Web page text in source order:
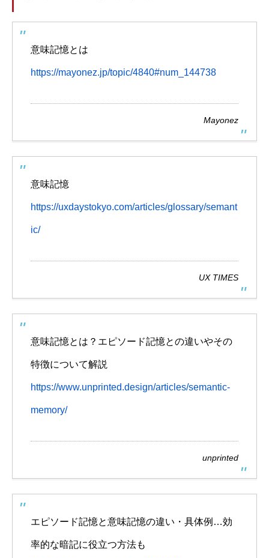
意味記憶とは
https://mayonez.jp/topic/4840#num_144738
Mayonez
意味記憶
https://uxdaystokyo.com/articles/glossary/semant
ic/
UX TIMES
意味記憶とは？エピソード記憶との違いやその
特徴について解説
https://www.unprinted.design/articles/semantic-
memory/
unprinted
エピソード記憶と意味記憶の違い・具体例…効
率的な暗記に役立つ方法も